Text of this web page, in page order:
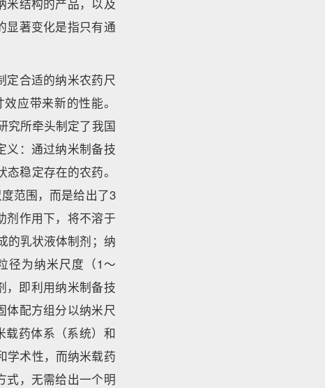
米结构的产品，以及
显著变化是指只有通
定合适的纳米农药尺
应带来新的性能。
究所牵头制定了我国
义：通过纳米制备技
稳定存在的农药。
范围，而是给出了3
剂作用下，将不溶于
的乳状液体制剂；纳
径为纳米尺度（1～
，即利用纳米制备技
体配方组分以纳米尺
载药体系（系统）和
学术性，而纳米载药
式，无需给出一个明